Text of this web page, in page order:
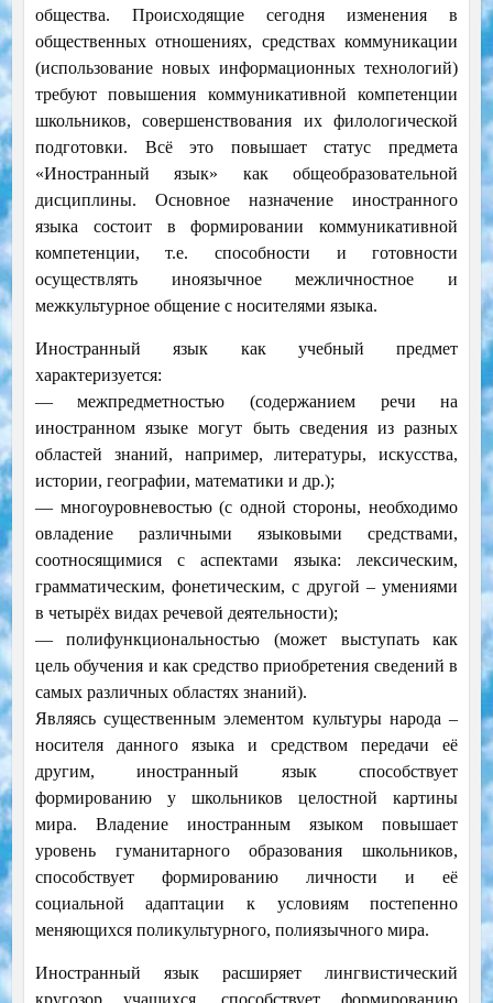
общества. Происходящие сегодня изменения в
общественных отношениях, средствах коммуникации
(использование новых информационных технологий)
требуют повышения коммуникативной компетенции
школьников, совершенствования их филологической
подготовки. Всё это повышает статус предмета
«Иностранный язык» как общеобразовательной
дисциплины. Основное назначение иностранного
языка состоит в формировании коммуникативной
компетенции, т.е. способности и готовности
осуществлять иноязычное межличностное и
межкультурное общение с носителями языка.
Иностранный язык как учебный предмет
характеризуется:
— межпредметностью (содержанием речи на
иностранном языке могут быть сведения из разных
областей знаний, например, литературы, искусства,
истории, географии, математики и др.);
— многоуровневостью (с одной стороны, необходимо
овладение различными языковыми средствами,
соотносящимися с аспектами языка: лексическим,
грамматическим, фонетическим, с другой – умениями
в четырёх видах речевой деятельности);
— полифункциональностью (может выступать как
цель обучения и как средство приобретения сведений в
самых различных областях знаний).
Являясь существенным элементом культуры народа –
носителя данного языка и средством передачи её
другим, иностранный язык способствует
формированию у школьников целостной картины
мира. Владение иностранным языком повышает
уровень гуманитарного образования школьников,
способствует формированию личности и её
социальной адаптации к условиям постепенно
меняющихся поликультурного, полиязычного мира.
Иностранный язык расширяет лингвистический
кругозор учащихся, способствует формированию